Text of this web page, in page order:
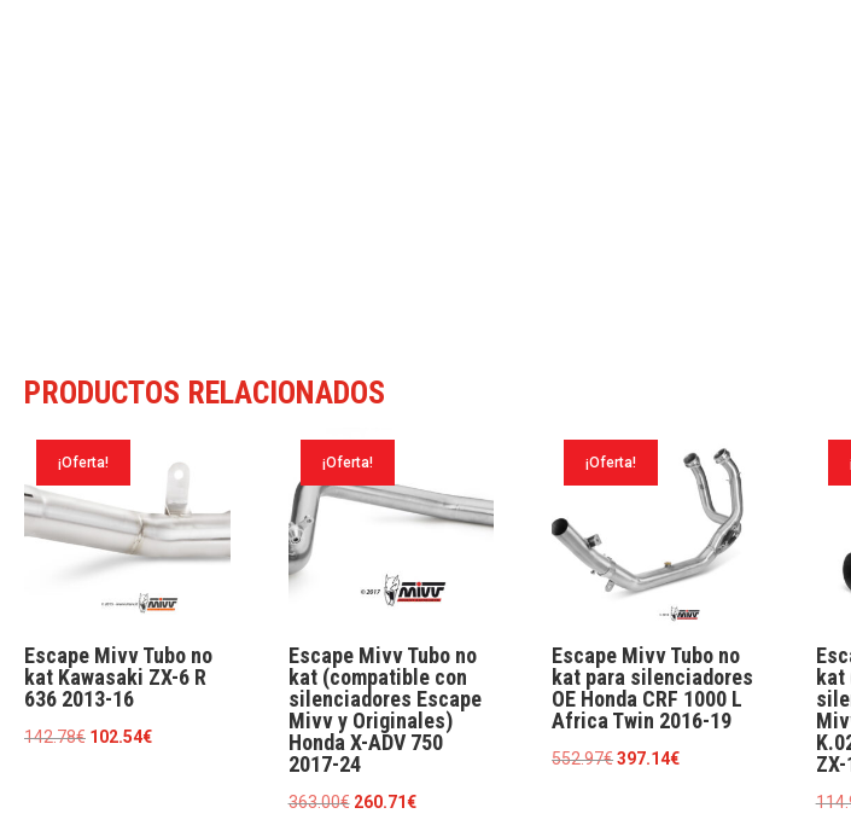
PRODUCTOS RELACIONADOS
¡Oferta!
Escape Mivv Tubo no
kat Kawasaki ZX-6 R
636 2013-16
142.78€ El
102.54€El
¡Oferta!
Escape Mivv Tubo no
kat (compatible con
silenciadores Escape
Mivv y Originales)
Honda X-ADV 750
2017-24
363.00€ El
260.71€El
¡Oferta!
Escape Mivv Tubo no
kat para silenciadores
OE Honda CRF 1000 L
Africa Twin 2016-19
552.97€El
397.14€El
kat